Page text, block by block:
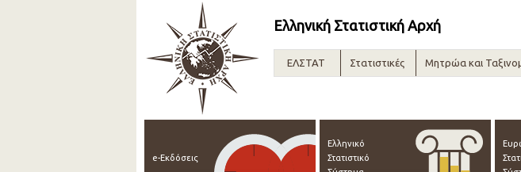
Ελληνική Στατιστική Αρχή
ΕΛΣΤΑΤ Στατιστικές Μητρώα και
e-Εκδόσεις
Ελληνικό
Στατιστικό